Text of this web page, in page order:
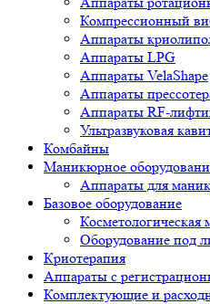
Компрессионный
Аппараты
Аппараты LPG
Аппараты VelaShape
Аппараты
Аппараты RF-
Ультразвуковая
Комбайны
Маникюрное
Аппараты для
Базовое оборудование
Косметологическая
Оборудование под
Криотерапия
Аппараты c
Комплектующие и